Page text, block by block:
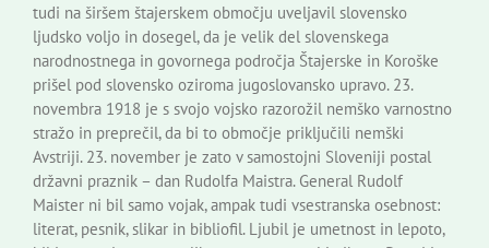
tudi na širšem štajerskem območju uveljavil slovensko
ljudsko voljo in dosegel, da je velik del slovenskega
narodnostnega in govornega področja Štajerske in Koroške
prišel pod slovensko oziroma jugoslovansko upravo. 23.
novembra 1918 je s svojo vojsko razorožil nemško varnostno
stražo in preprečil, da bi to območje priključili nemški
Avstriji. 23. november je zato v samostojni Sloveniji postal
državni praznik – dan Rudolfa Maistra. General Rudolf
Maister ni bil samo vojak, ampak tudi vsestranska osebnost:
literat, pesnik, slikar in bibliofil. Ljubil je umetnost in lepoto,